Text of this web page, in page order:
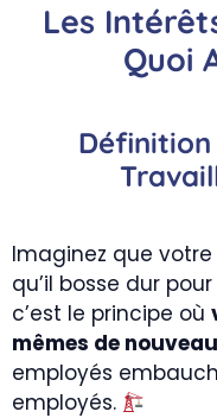
Les
Quoi
Définition
Imaginez que
qu’il bosse dur
c’est le principe où
mêmes de
employés
employés.